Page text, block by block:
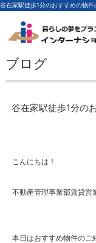
ブログ
谷在家駅徒歩1分の
こんにちは！
不動産管理事業部賃貸営
本日はおすすめ物件のご